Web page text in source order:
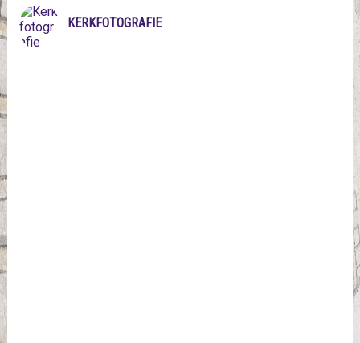
KERKFOTOGRAFIE